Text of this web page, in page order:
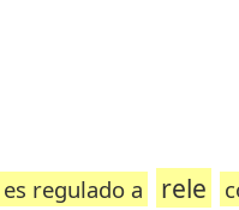
regulado a rele